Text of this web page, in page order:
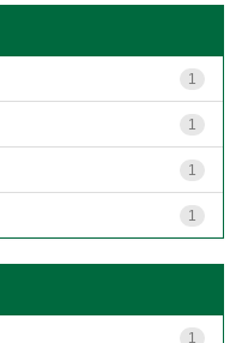
1
1
1
1
1